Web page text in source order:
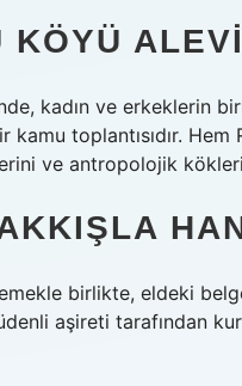
KÖYÜ
kadın ve erkeklerin
kamu toplantısıdır.
ve antropolojik
birlikte, eldeki
aşireti tarafından